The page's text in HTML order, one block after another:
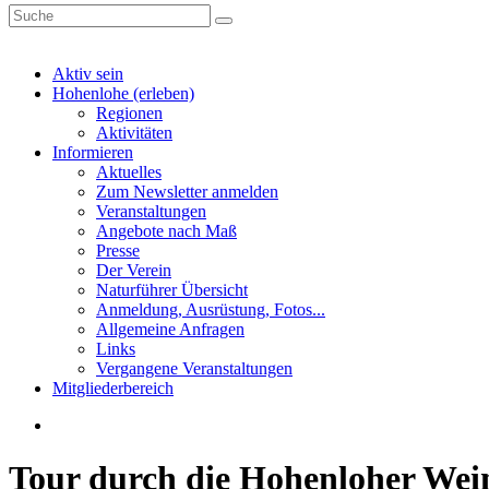
Aktiv sein
Hohenlohe (erleben)
Regionen
Aktivitäten
Informieren
Aktuelles
Zum Newsletter anmelden
Veranstaltungen
Angebote nach Maß
Presse
Der Verein
Naturführer Übersicht
Anmeldung, Ausrüstung, Fotos...
Allgemeine Anfragen
Links
Vergangene Veranstaltungen
Mitgliederbereich
Tour durch die Hohenloher